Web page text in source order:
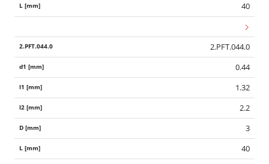
40
2.PFT.044.0
0.44
1.32
2.2
3
40